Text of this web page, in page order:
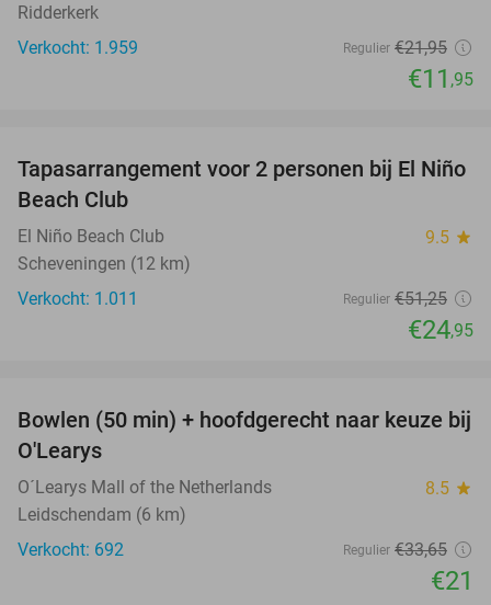
Ridderkerk
Verkocht: 1.959
Regulier €21,95
€11 ,95
51%
Tapasarrangement voor 2 personen bij El Niño
Beach Club
El Niño Beach Club 9.5 star
Scheveningen (12 km)
Verkocht: 1.011
Regulier €51,25
€24,95
38%
Bowlen (50 min) + hoofdgerecht naar keuze bij
O'Learys
O´Learys Mall of the Netherlands 8.5 star
Leidschendam (6 km)
Verkocht: 692
Regulier €33,65
€21